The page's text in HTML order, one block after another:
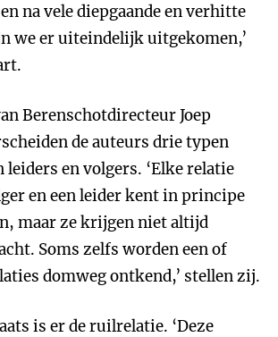
na vele diepgaande en verhitte
we er uiteindelijk uitgekomen,’
Berenschotdirecteur Joep
de auteurs drie typen
leiders en volgers. ‘Elke relatie
en een leider kent in principe
maar ze krijgen niet altijd
Soms zelfs worden een of
domweg ontkend,’ stellen zij.
is er de ruilrelatie. ‘Deze